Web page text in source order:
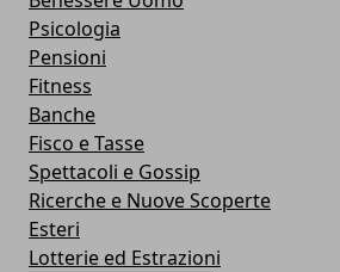
Psicologia
Pensioni
Fitness
Banche
Fisco e Tasse
Spettacoli e Gossip
Ricerche e Nuove Scoperte
Esteri
Lotterie ed Estrazioni